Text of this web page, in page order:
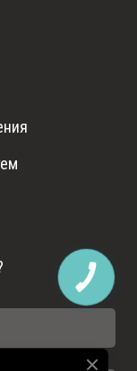
КНОПКА
ЗВ'ЯЗКУ